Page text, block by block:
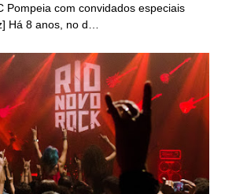
Pompeia com convidados especiais
Há 8 anos, no d…